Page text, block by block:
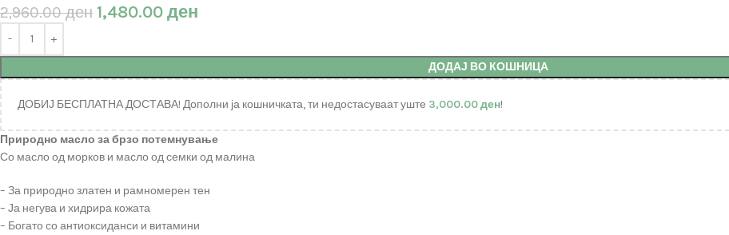
2,960.00ден 1,480.00 ден
ДОДАЈ ВО КОШНИЦА
ДОБИЈ БЕСПЛАТНА ДОСТАВА! Дополни ја кошничката, ти недостасуваат уште 3,000.00ден!
Природно масло за брзо потемнување
Со масло од морков и масло од семки од малина
– За природно златен и рамномерен тен
– Ја негува и хидрира кожата
– Богато со антиоксиданси и витамини